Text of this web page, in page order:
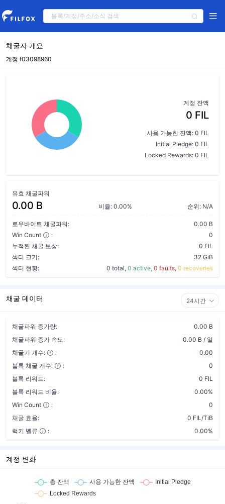
채굴자 개요
계정 f03098960
계정 잔액
0 FIL
사용 가능한 잔액: 0 FIL
Initial Pledge: 0 FIL
Locked Rewards: 0 FIL
유효 채굴파워
0.00 B 비율: 0.00% 순위: N/A
로우바이트 채굴파워:
0.00 B
Win Count
:
0
누적된 채굴 보상:
0 FIL
섹터 크기:
32 GiB
섹터 현황:
0 total, 0 active, 0 faults, 0 recoveries
채굴 데이터 24시간
채굴파워 증가량:
0.00 B
채굴파워 증가 속도:
0.00 B / 일
채굴기 개수:
:
0.00
블록 채굴 개수:
:
0
블록 리워드:
0 FIL
블록 리워드 비율:
0.00%
Win Count
:
0
채굴 효율:
0 FIL/TiB
럭키 벨류
: 0.00%
계정 변화